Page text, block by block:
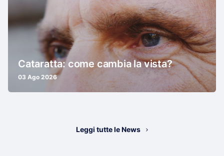
Cataratta: come cambia la vista?
03 Ago 2026
Leggi tutte le News